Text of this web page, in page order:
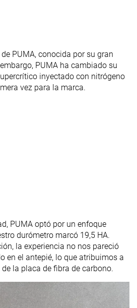
PUMA, conocida por su gran
PUMA ha cambiado su
inyectado con nitrógeno
vez para la marca.
PUMA optó por un enfoque
durómetro marcó 19,5 HA.
la experiencia no nos pareció
en el antepié, lo que atribuimos a
la placa de fibra de carbono.